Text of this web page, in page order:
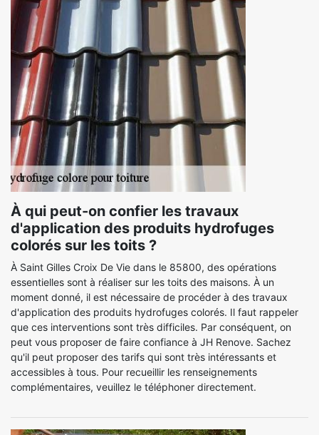
À qui peut-on confier les travaux
d'application des produits hydrofuges
colorés sur les toits ?
À Saint Gilles Croix De Vie dans le 85800, des opérations
essentielles sont à réaliser sur les toits des maisons. À un
moment donné, il est nécessaire de procéder à des travaux
d'application des produits hydrofuges colorés. Il faut rappeler
que ces interventions sont très difficiles. Par conséquent, on
peut vous proposer de faire confiance à JH Renove. Sachez
qu'il peut proposer des tarifs qui sont très intéressants et
accessibles à tous. Pour recueillir les renseignements
complémentaires, veuillez le téléphoner directement.